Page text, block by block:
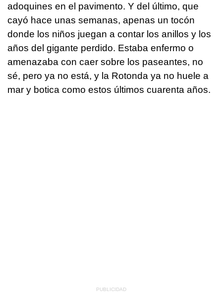
adoquines en el pavimento. Y del último, que
cayó hace unas semanas, apenas un tocón
donde los niños juegan a contar los anillos y los
años del gigante perdido. Estaba enfermo o
amenazaba con caer sobre los paseantes, no
sé, pero ya no está, y la Rotonda ya no huele a
mar y botica como estos últimos cuarenta años.